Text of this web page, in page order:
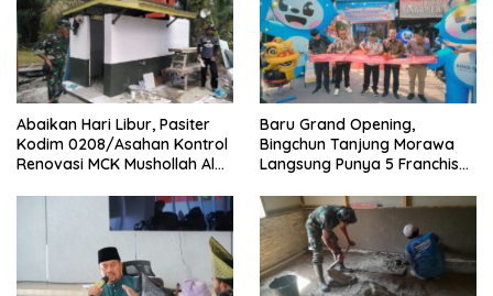
Abaikan Hari Libur, Pasiter
Kodim 0208/Asahan Kontrol
Renovasi MCK Mushollah Al
‎Baru Grand Opening,
Bingchun Tanjung Morawa
Langsung Punya 5 Franchise